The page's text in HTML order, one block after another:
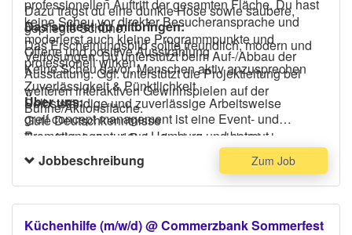
professionellen Auftritt der gesamten Fläche. Du hast
keine Scheu vor direkter Besucheransprache und
moderierst auch kleine Programmpunkte und
Verlosungen. Du unterstützt beim Auf-/Abbau der
Ausstattung. Ggf. unterstützt die Projektleitung bei
weiteren interaktiven Gewinnspielen auf der
Bühne/Aktionsfläche.
Dazu trägst du eine dunkle Hose sowie saubere,
gepflegte Schuhe.
Das Erscheinungsbild sollte freundlich, modern und
professionell wirken.
Das solltest du mitbringen:
Offene und positive Ausstrahlung
Keine Scheu davor, Menschen aktiv anzusprechen
Zuverlässigkeit & Pünktlichkeit
Selbstständige und zuverlässige Arbeitsweise
Gute Deutschkenntnisse
Teamfähigkeit und Belastbarkeit auch bei hohem
Besucheraufkommen
Über uns:
greif concept management ist eine Event- und
Promotionagentur aus Hamburg und betreut
bundesweit aufmerksamkeitsstarke Veranstaltungen in
Einkaufszentren – von kreativen Promotions und
interaktiven Erlebniswelten bis hin zu großen Charity-
Events und verkaufsfördernden Aktionskonzepten mit
hoher Besucheraktivierung.
Jobbeschreibung Zum Job
Küchenhilfe (m/w/d) @ Commerzbank Sommerfest